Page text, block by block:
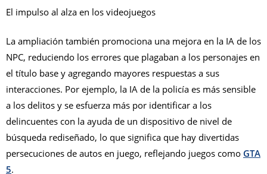
El impulso al alza en los videojuegos
La ampliación también promociona una mejora en la IA de los
NPC, reduciendo los errores que plagaban a los personajes en
el título base y agregando mayores respuestas a sus
interacciones. Por ejemplo, la IA de la policía es más sensible
a los delitos y se esfuerza más por identificar a los
delincuentes con la ayuda de un dispositivo de nivel de
búsqueda rediseñado, lo que significa que hay divertidas
persecuciones de autos en juego, reflejando juegos como GTA
5.